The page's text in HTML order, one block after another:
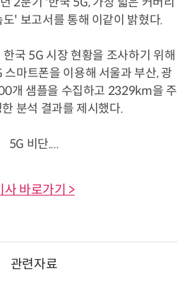
' 보고서를 통해 이같이 밝혔다.
국 5G 시장 현황을 조사하기 위해
마트폰을 이용해 서울과 부산, 광
개 샘플을 수집하고 2329km을 주
분석 결과를 제시했다.
5G 비단....
사 바로가기 >
관련자료